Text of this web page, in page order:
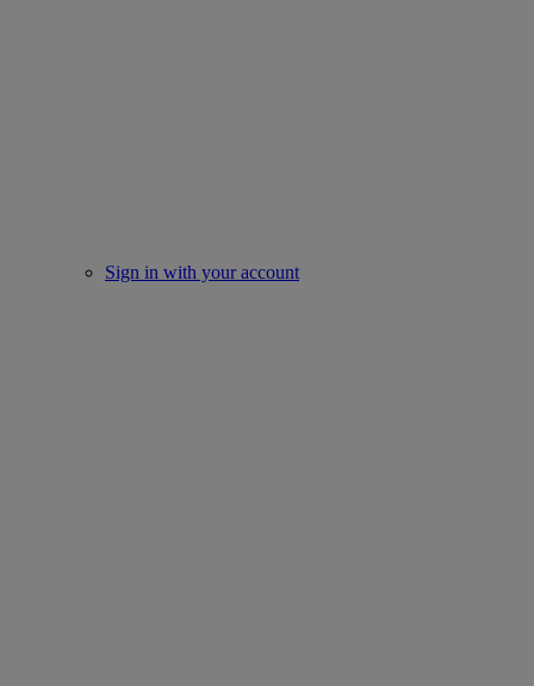
Sign in with your account